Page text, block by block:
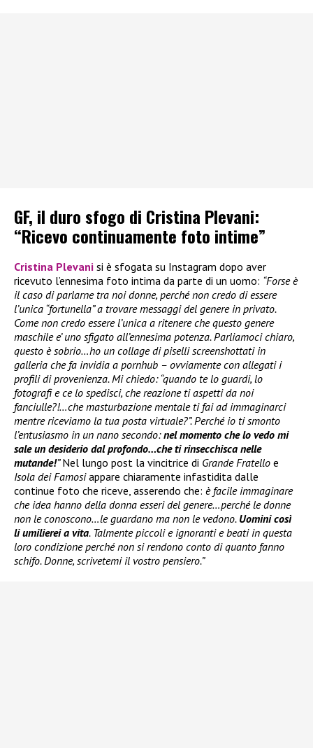
GF, il duro sfogo di Cristina Plevani:
“Ricevo continuamente foto intime”
Cristina Plevani si è sfogata su Instagram dopo aver
ricevuto l’ennesima foto intima da parte di un uomo: “Forse è
il caso di parlarne tra noi donne, perché non credo di essere
l’unica “fortunella” a trovare messaggi del genere in privato.
Come non credo essere l’unica a ritenere che questo genere
maschile e’ uno sfigato all’ennesima potenza. Parliamoci chiaro,
questo è sobrio…ho un collage di piselli screenshottati in
galleria che fa invidia a pornhub – ovviamente con allegati i
profili di provenienza. Mi chiedo: “quando te lo guardi, lo
fotografi e ce lo spedisci, che reazione ti aspetti da noi
fanciulle?!…che masturbazione mentale ti fai ad immaginarci
mentre riceviamo la tua posta virtuale?”. Perché io ti smonto
l’entusiasmo in un nano secondo:nel momento che lo vedo mi
sale un desiderio dal profondo…che ti rinsecchisca nelle
mutande!”Nel lungo post la vincitrice di Grande Fratello e
Isola dei Famosiappare chiaramente infastidita dalle
continue foto che riceve, asserendo che: è facile immaginare
che idea hanno della donna esseri del genere…perché le donne
non le conoscono…le guardano ma non le vedono. Uomini così
li umilierei a vita. Talmente piccoli e ignoranti e beati in questa
loro condizione perché non si rendono conto di quanto fanno
schifo. Donne, scrivetemi il vostro pensiero.”